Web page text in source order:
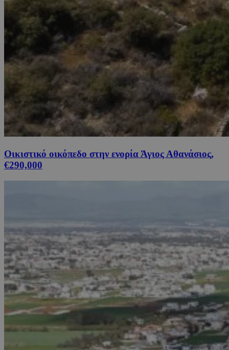
Οικιστικό οικόπεδο στην ενορία Άγιος Αθανάσιος,
€290,000